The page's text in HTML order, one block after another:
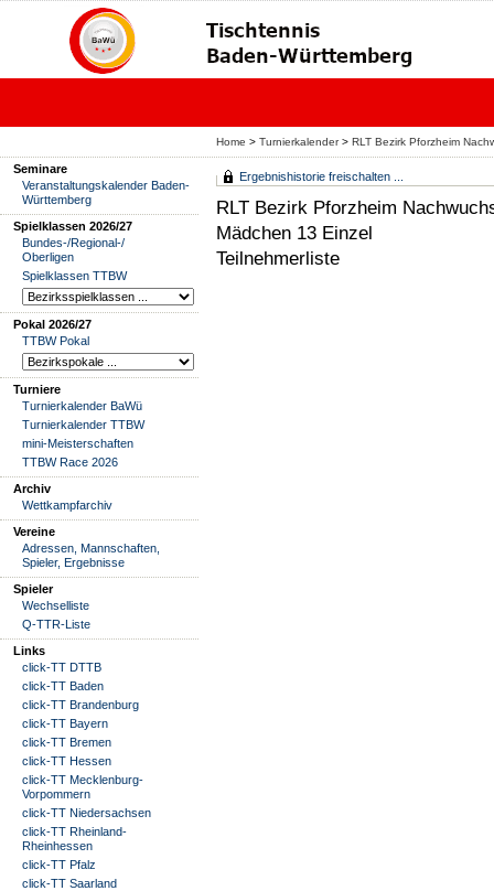
Home > Turnierkalender> RLT Bezirk Pforzheim
Seminare
Veranstaltungskalender Baden-
Württemberg
Spielklassen 2026/27
Bundes-/Regional-/
Oberligen
Spielklassen TTBW
Pokal 2026/27
TTBW Pokal
Turniere
Turnierkalender BaWü
Turnierkalender TTBW
mini-Meisterschaften
TTBW Race 2026
Archiv
Wettkampfarchiv
Vereine
Adressen, Mannschaften,
Spieler, Ergebnisse
Spieler
Wechselliste
Q-TTR-Liste
Links
click-TT DTTB
click-TT Baden
click-TT Brandenburg
click-TT Bayern
click-TT Bremen
click-TT Hessen
click-TT Mecklenburg-
Vorpommern
click-TT Niedersachsen
click-TT Rheinland-
Rheinhessen
click-TT Pfalz
click-TT Saarland
Ergebnishistorie freischalten ...
RLT Bezirk Pforzheim
Mädchen 13 Einzel
Teilnehmerliste